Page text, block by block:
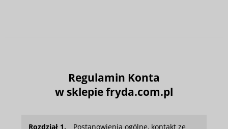
Regulamin Konta
w sklepiefryda.com.pl
Rozdział 1.
Postanowienia ogólne, kontakt ze